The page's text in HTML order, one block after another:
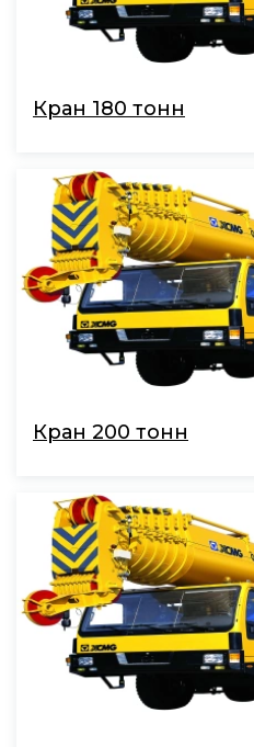
Кран 180 тонн
Кран 200 тонн